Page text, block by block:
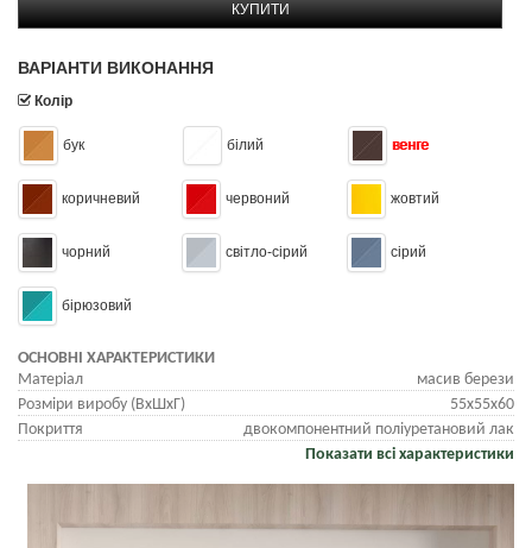
КУПИТИ
ВАРІАНТИ ВИКОНАННЯ
Колір
бук білий венге
коричневий червоний жовтий
чорний світло-сірий сірий
бірюзовий
ОСНОВНІ ХАРАКТЕРИСТИКИ
Матеріал
масив берези
Розміри виробу (ВхШхГ)
55x55x60
Покриття
двокомпонентний поліуретановий лак
Показати всі характеристики